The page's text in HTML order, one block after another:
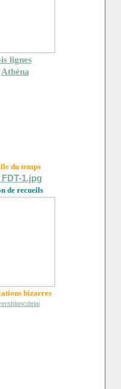
lignes
dutemps
de recueils
bizarres